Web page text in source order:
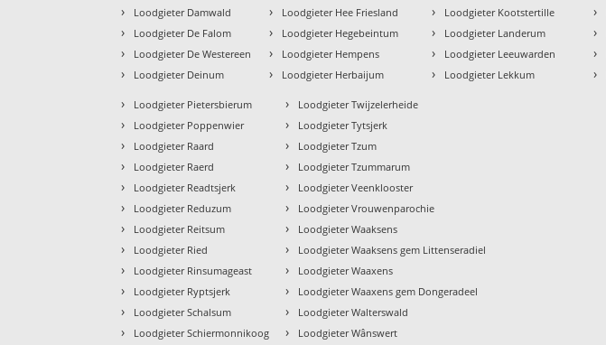
› Loodgieter Damwald
› Loodgieter De Falom
› Loodgieter De Westereen
› Loodgieter Deinum
› Loodgieter Hee Friesland
› Loodgieter Hegebeintum
› Loodgieter Hempens
› Loodgieter Herbaijum
› Loodgieter Kootstertille
› Loodgieter Landerum
› Loodgieter Leeuwarden
› Loodgieter Lekkum
›
›
›
›
› Loodgieter Pietersbierum
› Loodgieter Poppenwier
› Loodgieter Raard
› Loodgieter Raerd
› Loodgieter Readtsjerk
› Loodgieter Reduzum
› Loodgieter Reitsum
› Loodgieter Ried
› Loodgieter Rinsumageast
› Loodgieter Ryptsjerk
› Loodgieter Schalsum
› Loodgieter Schiermonnikoog
› Loodgieter Twijzelerheide
› Loodgieter Tytsjerk
› Loodgieter Tzum
› Loodgieter Tzummarum
› Loodgieter Veenklooster
› Loodgieter Vrouwenparochie
› Loodgieter Waaksens
› Loodgieter Waaksens gem Littenseradiel
› Loodgieter Waaxens
› Loodgieter Waaxens gem Dongeradeel
› Loodgieter Walterswald
› Loodgieter Wânswert